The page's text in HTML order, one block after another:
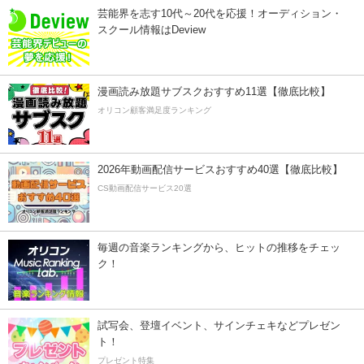
芸能界を志す10代～20代を応援！オーディション・
スクール情報はDeview
漫画読み放題サブスクおすすめ11選【徹底比較】
オリコン顧客満足度ランキング
2026年動画配信サービスおすすめ40選【徹底比較】
CS動画配信サービス20選
毎週の音楽ランキングから、ヒットの推移をチェッ
ク！
試写会、登壇イベント、サインチェキなどプレゼン
ト！
プレゼント特集